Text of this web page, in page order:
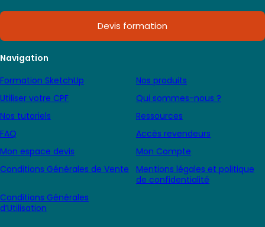
Devis formation
Navigation
Formation SketchUp
Nos produits
Utiliser votre CPF
Qui sommes-nous ?
Nos tutoriels
Ressources
FAQ
Accès revendeurs
Mon espace devis
Mon Compte
Conditions Générales de Vente
Mentions légales et politique
de confidentialité
Conditions Générales
d’Utilisation